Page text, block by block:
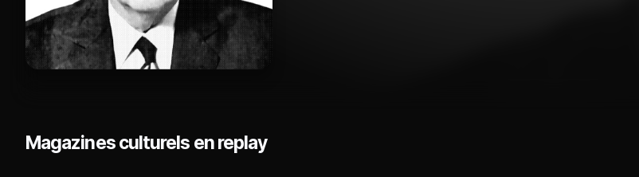
Magazines culturels en replay